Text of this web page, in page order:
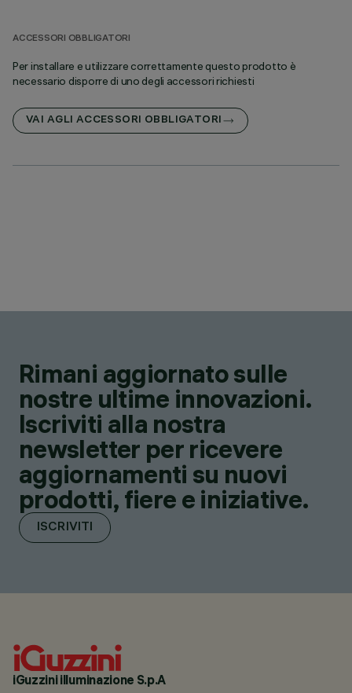
ACCESSORI OBBLIGATORI
Per installare e utilizzare correttamente questo prodotto è
necessario disporre di uno degli accessori richiesti
VAI AGLI ACCESSORI OBBLIGATORI
Rimani aggiornato sulle
nostre ultime innovazioni.
Iscriviti alla nostra
newsletter per ricevere
aggiornamenti su nuovi
prodotti, fiere e iniziative.
ISCRIVITI
iGuzzini illuminazione S.p.A